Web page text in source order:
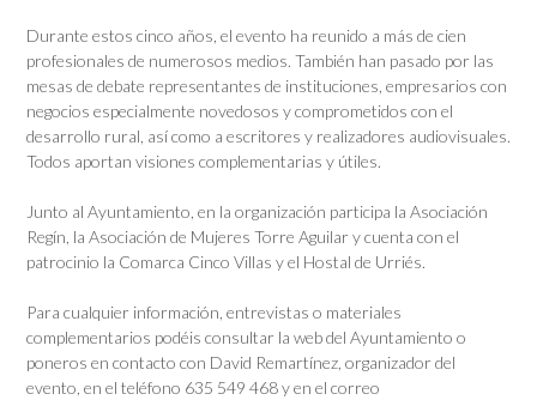
Durante estos cinco años, el evento ha reunido a más de cien
profesionales de numerosos medios. También han pasado por las
mesas de debate representantes de instituciones, empresarios con
negocios especialmente novedosos y comprometidos con el
desarrollo rural, así como a escritores y realizadores audiovisuales.
Todos aportan visiones complementarias y útiles.
Junto al Ayuntamiento, en la organización participa la Asociación
Regín, la Asociación de Mujeres Torre Aguilar y cuenta con el
patrocinio la Comarca Cinco Villas y el Hostal de Urriés.
Para cualquier información, entrevistas o materiales
complementarios podéis consultar la web del Ayuntamiento o
poneros en contacto con David Remartínez, organizador del
evento, en el teléfono 635 549 468 y en el correo